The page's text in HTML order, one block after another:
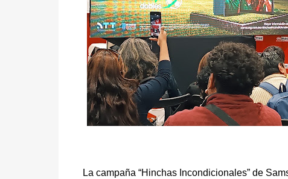
La campaña “Hinchas Incondicionales” de